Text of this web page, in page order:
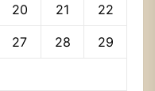
20 21 22
27 28 29